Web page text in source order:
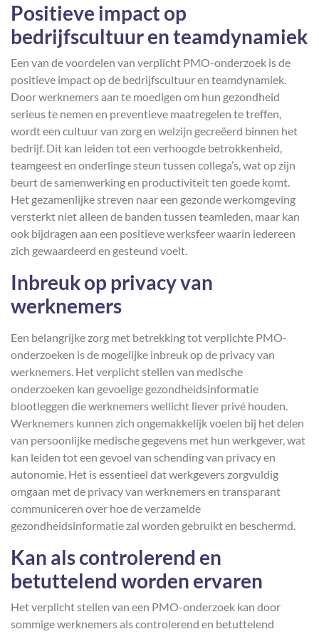
Positieve impact op
bedrijfscultuur en teamdynamiek
Een van de voordelen van verplicht PMO-onderzoek is de
positieve impact op de bedrijfscultuur en teamdynamiek.
Door werknemers aan te moedigen om hun gezondheid
serieus te nemen en preventieve maatregelen te treffen,
wordt een cultuur van zorg en welzijn gecreëerd binnen het
bedrijf. Dit kan leiden tot een verhoogde betrokkenheid,
teamgeest en onderlinge steun tussen collega’s, wat op zijn
beurt de samenwerking en productiviteit ten goede komt.
Het gezamenlijke streven naar een gezonde werkomgeving
versterkt niet alleen de banden tussen teamleden, maar kan
ook bijdragen aan een positieve werksfeer waarin iedereen
zich gewaardeerd en gesteund voelt.
Inbreuk op privacy van
werknemers
Een belangrijke zorg met betrekking tot verplichte PMO-
onderzoeken is de mogelijke inbreuk op de privacy van
werknemers. Het verplicht stellen van medische
onderzoeken kan gevoelige gezondheidsinformatie
blootleggen die werknemers wellicht liever privé houden.
Werknemers kunnen zich ongemakkelijk voelen bij het delen
van persoonlijke medische gegevens met hun werkgever, wat
kan leiden tot een gevoel van schending van privacy en
autonomie. Het is essentieel dat werkgevers zorgvuldig
omgaan met de privacy van werknemers en transparant
communiceren over hoe de verzamelde
gezondheidsinformatie zal worden gebruikt en beschermd.
Kan als controlerend en
betuttelend worden ervaren
Het verplicht stellen van een PMO-onderzoek kan door
sommige werknemers als controlerend en betuttelend